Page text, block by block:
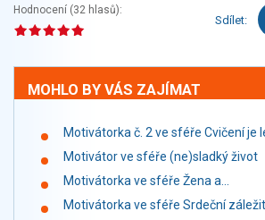
Hodnocení (32 hlasů):
Sdílet:
MOHLO BY VÁS ZAJÍMAT
Motivátorka č. 2 ve sféře Cvičení je
Motivátor ve sféře (ne)sladký život
Motivátorka ve sféře Žena a...
Motivátorka ve sféře Srdeční